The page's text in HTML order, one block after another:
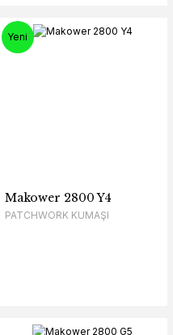
Yeni
Makower 2800 Y4
PATCHWORK KUMAŞI